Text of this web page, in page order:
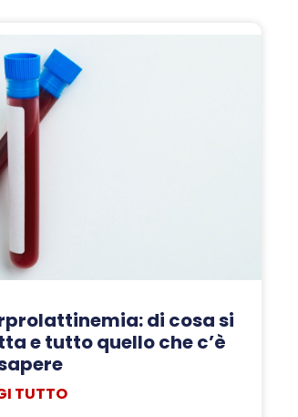
di cosa si
e tutto quello che c’è
TUTTO